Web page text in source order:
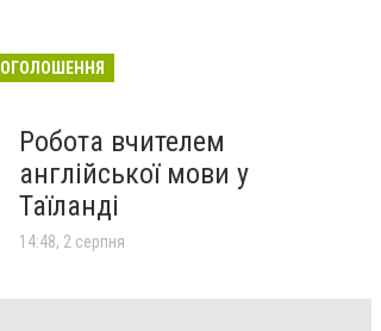
ОГОЛОШЕННЯ
Робота вчителем
англійської мови у
Таїланді
14:48, 2 серпня